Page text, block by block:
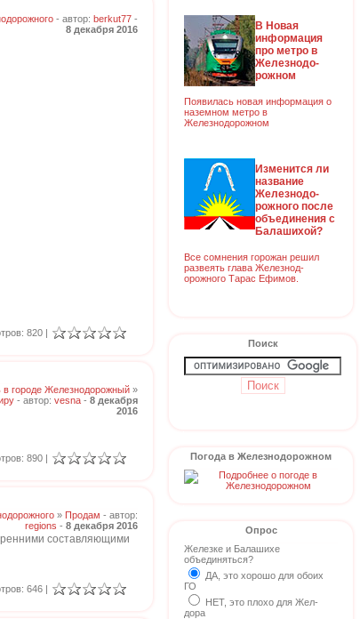
- автор: berkut77 -
8 декабря 2016
820 |
в городе Железнодорожный »
- автор: vesna - 8 декабря
2016
890 |
» Продам - автор:
regions - 8 декабря 2016
составляющими
646 |
В Новая
информация
про метро в
Железнодо-
рожном
Появилась новая информация о
наземном метро в
Железнодорожном
Изменится ли
название
Железнодо-
рожного после
объединения с
Балашихой?
Все сомнения горожан решил
развеять глава Железнод-
орожного Тарас Ефимов.
Поиск
Погода в Железнодорожном
Опрос
Железке и Балашихе
объединяться?
ДА, это хорошо для обоих
ГО
НЕТ, это плохо для Жел-
дора